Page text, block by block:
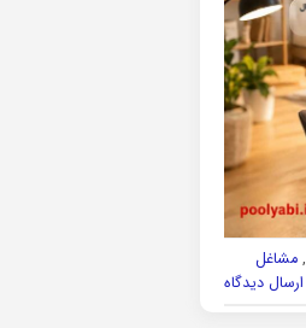
,مشاغل
ارسال دیدگاه